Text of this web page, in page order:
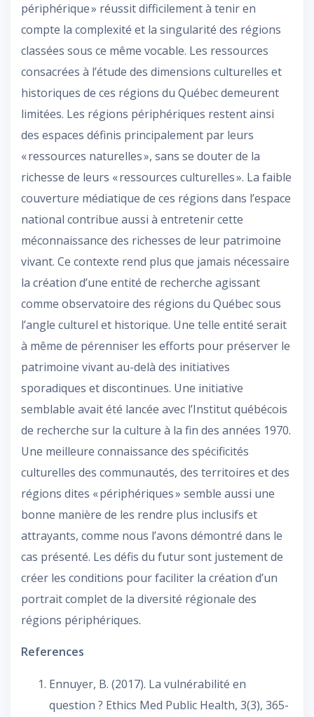
périphérique » réussit difficilement à tenir en
compte la complexité et la singularité des régions
classées sous ce même vocable. Les ressources
consacrées à l’étude des dimensions culturelles et
historiques de ces régions du Québec demeurent
limitées. Les régions périphériques restent ainsi
des espaces définis principalement par leurs
« ressources naturelles », sans se douter de la
richesse de leurs « ressources culturelles ». La faible
couverture médiatique de ces régions dans l’espace
national contribue aussi à entretenir cette
méconnaissance des richesses de leur patrimoine
vivant. Ce contexte rend plus que jamais nécessaire
la création d’une entité de recherche agissant
comme observatoire des régions du Québec sous
l’angle culturel et historique. Une telle entité serait
à même de pérenniser les efforts pour préserver le
patrimoine vivant au-delà des initiatives
sporadiques et discontinues. Une initiative
semblable avait été lancée avec l’Institut québécois
de recherche sur la culture à la fin des années 1970.
Une meilleure connaissance des spécificités
culturelles des communautés, des territoires et des
régions dites « périphériques » semble aussi une
bonne manière de les rendre plus inclusifs et
attrayants, comme nous l’avons démontré dans le
cas présenté. Les défis du futur sont justement de
créer les conditions pour faciliter la création d’un
portrait complet de la diversité régionale des
régions périphériques.
References
Ennuyer, B. (2017). La vulnérabilité en
question ? Ethics Med Public Health, 3(3), 365-